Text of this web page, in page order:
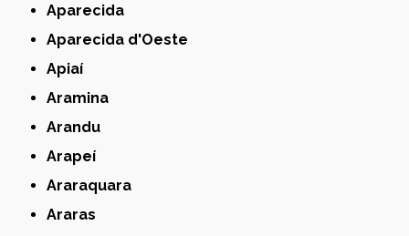
Aparecida
Aparecida d'Oeste
Apiaí
Aramina
Arandu
Arapeí
Araraquara
Araras